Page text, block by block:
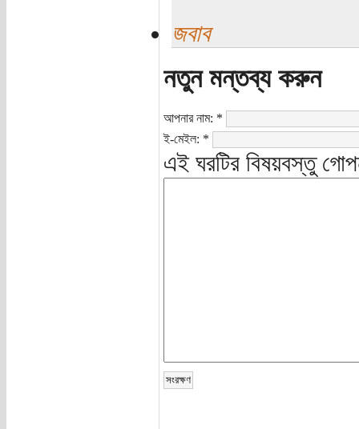
জবাব
নতুন মন্তব্য করুন
আপনার নাম: *
ই-মেইল: *
এই ঘরটির বিষয়বস্তু